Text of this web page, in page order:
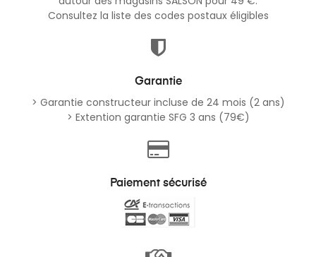
Consultez la liste des codes postaux éligibles
Garantie
> Garantie constructeur incluse de 24 mois (2 ans)
> Extention garantie SFG 3 ans (79€)
Paiement sécurisé